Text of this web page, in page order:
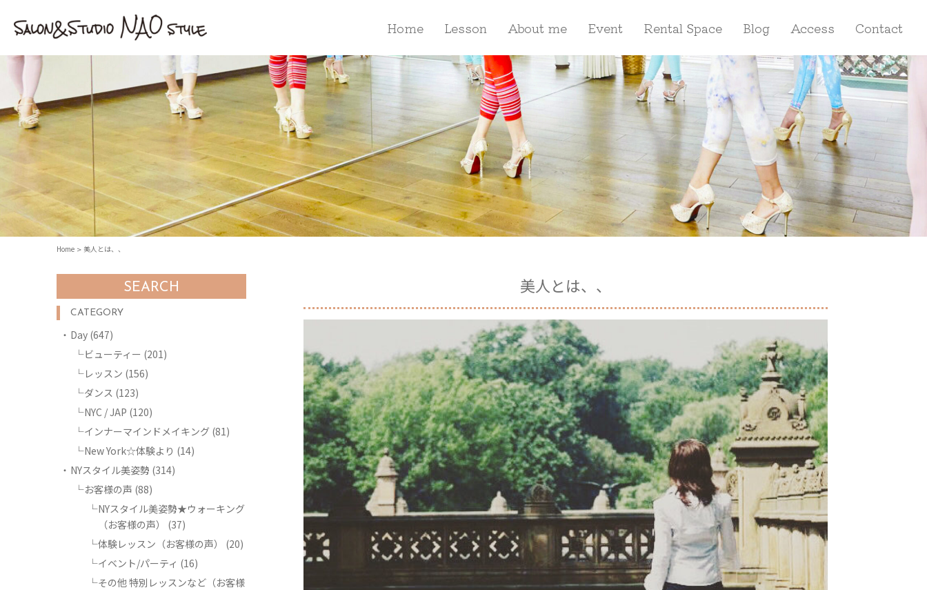
Home Lesson About me Event Rental Space Blog Access Contact
Home 美人とは、、
SEARCH
CATEGORY
Day (647)
ビューティー (201)
レッスン (156)
ダンス (123)
NYC / JAP (120)
インナーマインドメイキング (81)
New York☆体験より (14)
NYスタイル美姿勢 (314)
お客様の声 (88)
NYスタイル美姿勢★ウォーキング
（お客様の声）
(37)
体験レッスン（お客様の声）
(20)
イベント/パーティ (16)
その他 特別レッスンなど（お客様
美人とは、、